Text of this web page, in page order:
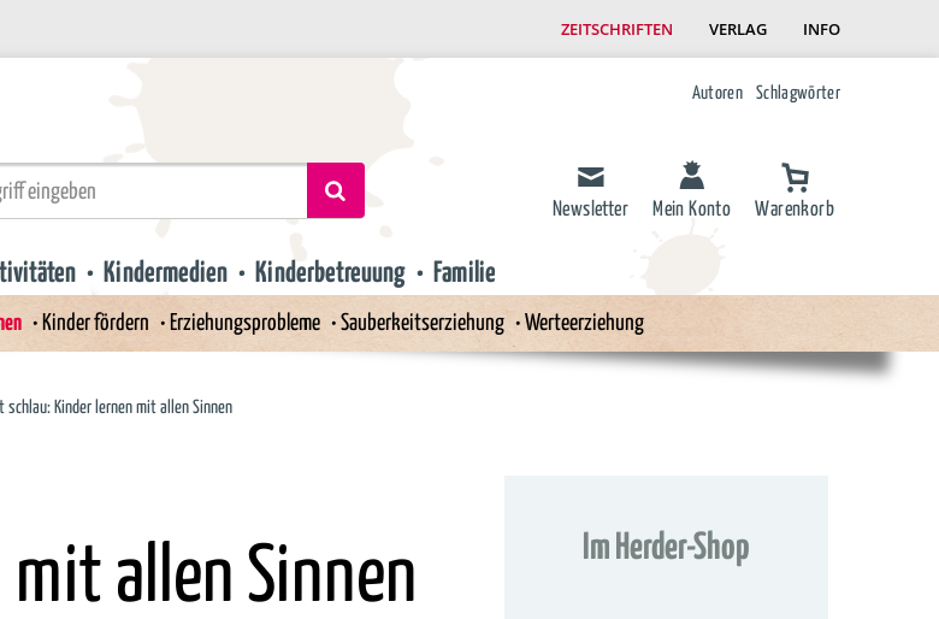
ZEITSCHRIFTEN VERLAG INFO
Autoren Schlagwörter
Newsletter Mein Konto Warenkorb
Kindermedien Kinderbetreuung Familie
Kinder fördern Erziehungsprobleme Sauberkeitserziehung Werteerziehung
schlau: Kinder lernen mit allen Sinnen
allen Sinnen Im Herder-Shop